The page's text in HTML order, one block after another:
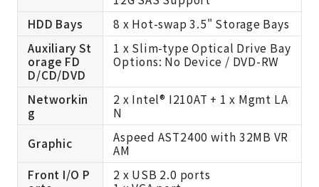
HDD Bays
8 x Hot-swap 3.5" Storage Bays
Auxiliary St
orage FD
D/CD/DVD
1 x Slim-type Optical Drive Bay
Options: No Device / DVD-RW
Networkin
g
2 x Intel® I210AT + 1 x Mgmt LA
N
Graphic
Aspeed AST2400 with 32MB VR
AM
Front I/O P
2 x USB 2.0 ports